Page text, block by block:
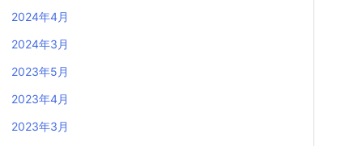
2024年4月
2024年3月
2023年5月
2023年4月
2023年3月